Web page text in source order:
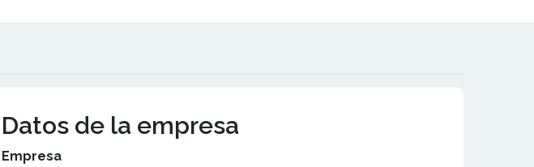
Datos de la empresa
Empresa